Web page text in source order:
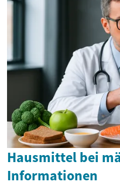
Hausmittel bei
Informationen